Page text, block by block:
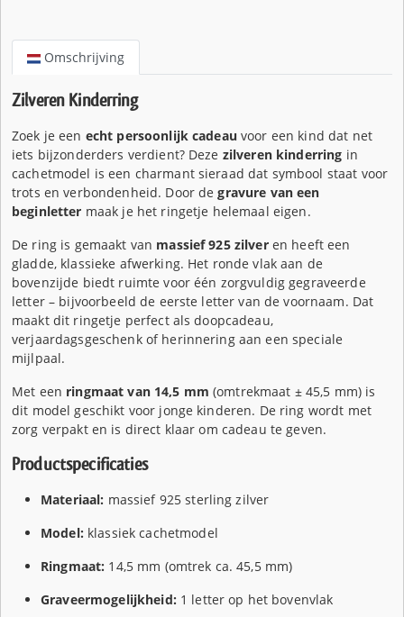
Omschrijving
Zilveren Kinderring
Zoek je een echt persoonlijk cadeau voor een kind dat net
iets bijzonderders verdient? Deze zilveren kinderring in
cachetmodel is een charmant sieraad dat symbool staat voor
trots en verbondenheid. Door degravure van een
beginletter maak je het ringetje helemaal eigen.
De ring is gemaakt van massief 925 zilveren heeft een
gladde, klassieke afwerking. Het ronde vlak aan de
bovenzijde biedt ruimte voor één zorgvuldig gegraveerde
letter – bijvoorbeeld de eerste letter van de voornaam. Dat
maakt dit ringetje perfect als doopcadeau,
verjaardagsgeschenk of herinnering aan een speciale
mijlpaal.
Met een ringmaat van 14,5 mm (omtrekmaat ± 45,5 mm) is
dit model geschikt voor jonge kinderen. De ring wordt met
zorg verpakt en is direct klaar om cadeau te geven.
Productspecificaties
Materiaal: massief 925 sterling zilver
Model: klassiek cachetmodel
Ringmaat: 14,5 mm (omtrek ca. 45,5 mm)
Graveermogelijkheid: 1 letter op het bovenvlak